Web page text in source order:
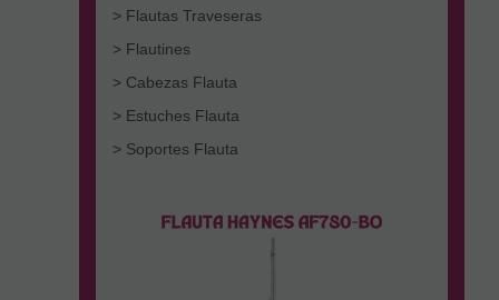
> Flautas Traveseras
> Flautines
> Cabezas Flauta
> Estuches Flauta
> Soportes Flauta